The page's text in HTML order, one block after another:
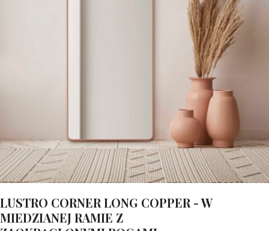
LUSTRO CORNER LONG COPPER - W
MIEDZIANEJ RAMIE Z